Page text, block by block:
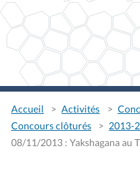
Accueil Activités
Concours clôturés
2013-
08/11/2013 : Yakshagana au